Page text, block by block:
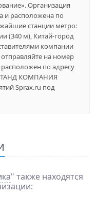
Организация
и расположена по
станции метро:
(340 м), Китай-город
компании
на номер
по адресу
КОМПАНИЯ
Sprax.ru под
" также находятся